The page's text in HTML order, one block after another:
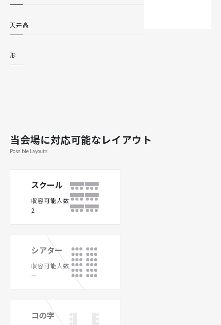
天井高
形
当会場に対応可能なレイアウト
Possible Layouts
スクール
収容可能人数
2
シアター
収容可能人数
ー
コの字